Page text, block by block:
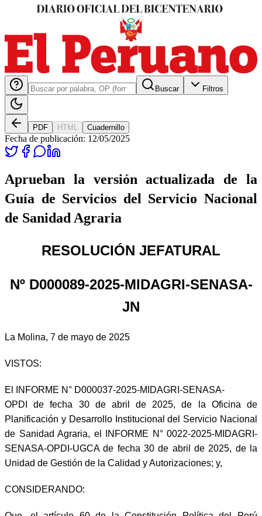
Buscar Filtros
PDF HTML Cuadernillo
Fecha de publicación: 12/05/2025
Aprueban la versión actualizada de la
Guía de Servicios del Servicio Nacional
de Sanidad Agraria
RESOLUCIÓN JEFATURAL
Nº D000089-2025-MIDAGRI-SENASA-
JN
La Molina, 7 de mayo de 2025
VISTOS:
El INFORME N° D000037-2025-MIDAGRI-SENASA-
OPDI de fecha 30 de abril de 2025, de la Oficina de
Planificación y Desarrollo Institucional del Servicio Nacional
de Sanidad Agraria, el INFORME N° 0022-2025-MIDAGRI-
SENASA-OPDI-UGCA de fecha 30 de abril de 2025, de la
Unidad de Gestión de la Calidad y Autorizaciones; y,
CONSIDERANDO: